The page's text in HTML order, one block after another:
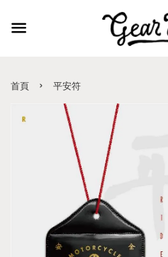
首頁 › 平安符